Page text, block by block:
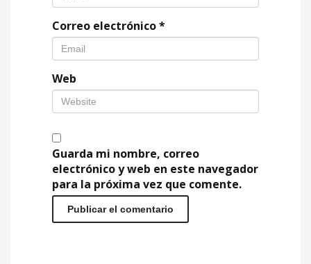
Correo electrónico*
Web
Guarda mi nombre, correo
electrónico y web en este navegador
para la próxima vez que comente.